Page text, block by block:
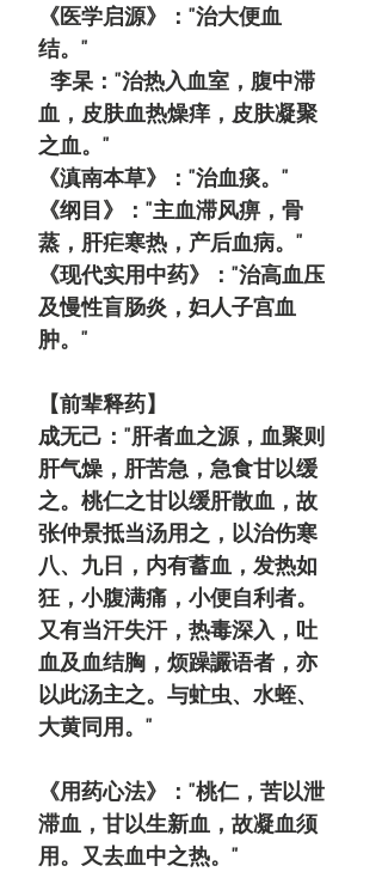
《医学启源》："治大便血
结。"
李杲："治热入血室，腹中滞
血，皮肤血热燥痒，皮肤凝聚
之血。"
《滇南本草》："治血痰。"
《纲目》："主血滞风痹，骨
蒸，肝疟寒热，产后血病。"
《现代实用中药》："治高血压
及慢性盲肠炎，妇人子宫血
肿。"
【前辈释药】
成无己："肝者血之源，血聚则
肝气燥，肝苦急，急食甘以缓
之。桃仁之甘以缓肝散血，故
张仲景抵当汤用之，以治伤寒
八、九日，内有蓄血，发热如
狂，小腹满痛，小便自利者。
又有当汗失汗，热毒深入，吐
血及血结胸，烦躁讝语者，亦
以此汤主之。与虻虫、水蛭、
大黄同用。"
《用药心法》："桃仁，苦以泄
滞血，甘以生新血，故凝血须
用。又去血中之热。"